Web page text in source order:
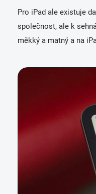
Pro iPad ale existuje
společnost, ale k
měkký a matný a na